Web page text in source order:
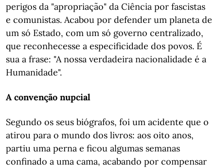
perigos da "apropriação" da Ciência por fascistas
e comunistas. Acabou por defender um planeta de
um só Estado, com um só governo centralizado,
que reconhecesse a especificidade dos povos. É
sua a frase: "A nossa verdadeira nacionalidade é a
Humanidade".
A convenção nupcial
Segundo os seus biógrafos, foi um acidente que o
atirou para o mundo dos livros: aos oito anos,
partiu uma perna e ficou algumas semanas
confinado a uma cama, acabando por compensar